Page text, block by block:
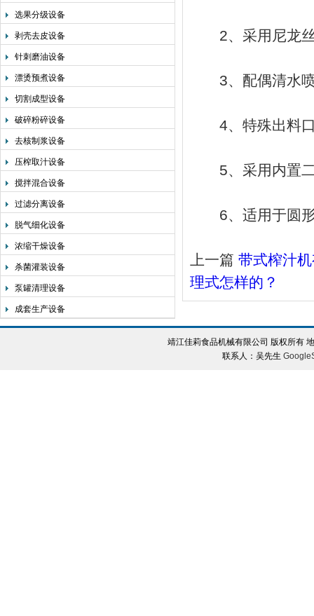
选果分级设备
剥壳去皮设备
针刺磨油设备
漂烫预煮设备
切割成型设备
破碎粉碎设备
去核制浆设备
压榨取汁设备
搅拌混合设备
过滤分离设备
脱气细化设备
浓缩干燥设备
杀菌灌装设备
泵罐清理设备
成套生产设备
2、采用尼龙丝
3、配偶清水喷
4、特殊出料口
5、采用内置二
6、适用于圆形
上一篇 带式榨汁
理式怎样的？
靖江佳莉食品机械有限公司 版权所有
联系人：吴先生